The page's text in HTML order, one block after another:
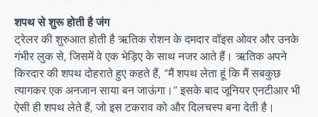
शपथ से शुरू होती है जंग
ट्रेलर की शुरुआत होती है ऋतिक रोशन के दमदार वॉइस ओवर और उनके
गंभीर लुक से, जिसमें वे एक भेड़िए के साथ नजर आते हैं। ऋतिक अपने
किरदार की शपथ दोहराते हुए कहते हैं, “मैं शपथ लेता हूं कि मैं सबकुछ
त्यागकर एक अनजान साया बन जाऊंगा।” इसके बाद जूनियर एनटीआर भी
ऐसी ही शपथ लेते हैं, जो इस टकराव को और दिलचस्प बना देती है।